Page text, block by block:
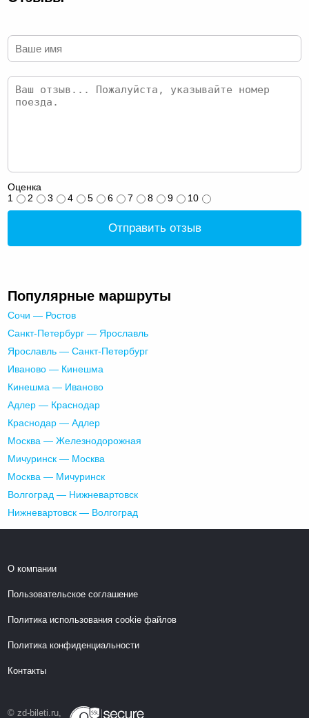
Оценка
1
2 3 4 5 6 7 8 9 10
Отправить отзыв
Популярные маршруты
Сочи — Ростов
Санкт-Петербург — Ярославль
Ярославль — Санкт-Петербург
Иваново — Кинешма
Кинешма — Иваново
Адлер — Краснодар
Краснодар — Адлер
Москва — Железнодорожная
Мичуринск — Москва
Москва — Мичуринск
Волгоград — Нижневартовск
Нижневартовск — Волгоград
О компании
Пользовательское соглашение
Политика использования cookie файлов
Политика конфиденциальности
Контакты
© zd-bileti.ru,